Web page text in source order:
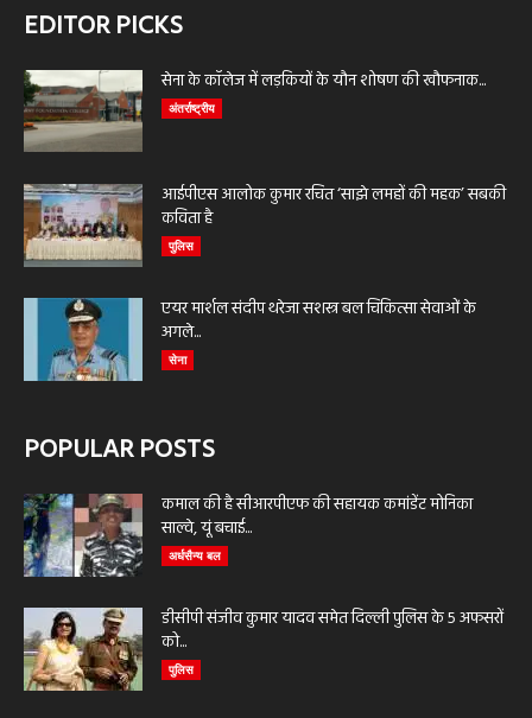
EDITOR PICKS
सेना के कॉलेज में लड़कियों के यौन शोषण की खौफनाक...
अंतर्राष्ट्रीय
आईपीएस आलोक कुमार रचित ‘साझे लमहों की महक’ सबकी
कविता है
पुलिस
एयर मार्शल संदीप थरेजा सशस्त्र बल चिकित्सा सेवाओं के
अगले...
सेना
POPULAR POSTS
कमाल की है सीआरपीएफ की सहायक कमांडेंट मोनिका
साल्वे, यूं बचाई...
अर्धसैन्य बल
डीसीपी संजीव कुमार यादव समेत दिल्ली पुलिस के 5 अफसरों
को...
पुलिस